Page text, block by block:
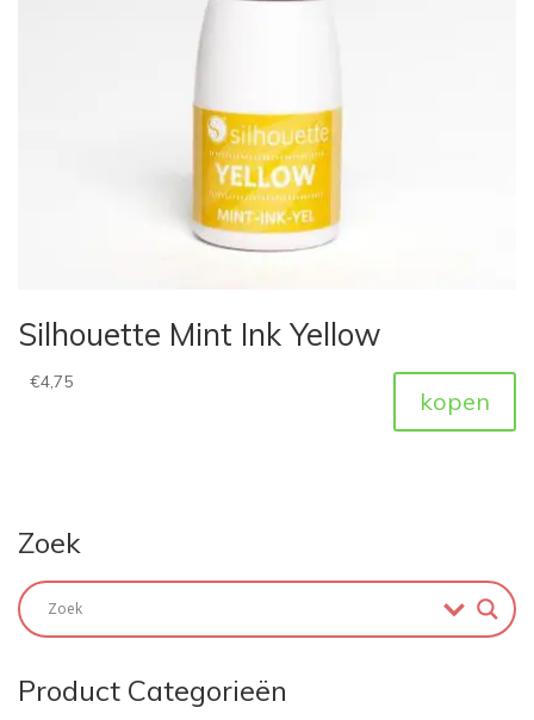
Silhouette Mint Ink Yellow
€4,75
kopen
Zoek
Product Categorieën